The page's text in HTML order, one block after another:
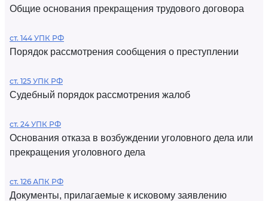
Общие основания прекращения трудового договора
ст. 144 УПК РФ
Порядок рассмотрения сообщения о преступлении
ст. 125 УПК РФ
Судебный порядок рассмотрения жалоб
ст. 24 УПК РФ
Основания отказа в возбуждении уголовного дела или
прекращения уголовного дела
ст. 126 АПК РФ
Документы, прилагаемые к исковому заявлению